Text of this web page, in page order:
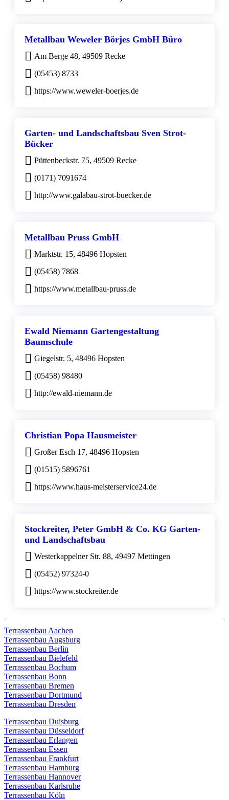
Metallbau Weweler Börjes GmbH Büro
Am Berge 48, 49509 Recke
(05453) 8733
https://www.weweler-boerjes.de
Garten- und Landschaftsbau Sven Strot-
Bücker
Püttenbeckstr. 75, 49509 Recke
(0171) 7091674
http://www.galabau-strot-buecker.de
Metallbau Pruss GmbH
Marktstr. 15, 48496 Hopsten
(05458) 7868
https://www.metallbau-pruss.de
Ewald Niemann Gartengestaltung
Baumschule
Giegelstr. 5, 48496 Hopsten
(05458) 98480
http://ewald-niemann.de
Christian Popa Hausmeister
Großer Esch 17, 48496 Hopsten
(01515) 5896761
https://www.haus-meisterservice24.de
Stockreiter, Peter GmbH & Co. KG Garten-
und Landschaftsbau
Westerkappelner Str. 88, 49497 Mettingen
(05452) 97324-0
https://www.stockreiter.de
Terrassenbau Aachen
Terrassenbau Augsburg
Terrassenbau Berlin
Terrassenbau Bielefeld
Terrassenbau Bochum
Terrassenbau Bonn
Terrassenbau Bremen
Terrassenbau Dortmund
Terrassenbau Dresden
Terrassenbau Duisburg
Terrassenbau Düsseldorf
Terrassenbau Erlangen
Terrassenbau Essen
Terrassenbau Frankfurt
Terrassenbau Hamburg
Terrassenbau Hannover
Terrassenbau Karlsruhe
Terrassenbau Köln